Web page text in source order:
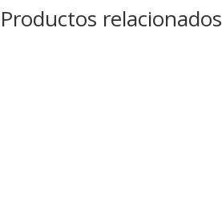
Productos relacionados